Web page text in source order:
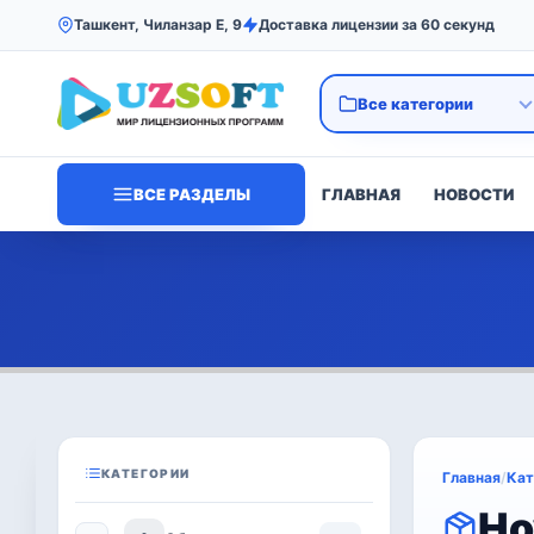
Ташкент, Чиланзар Е, 9 Доставка лицензии за 60 секунд
ВСЕ РАЗДЕЛЫ ГЛАВНАЯ НОВОСТИ
КАТЕГОРИИ Главная/